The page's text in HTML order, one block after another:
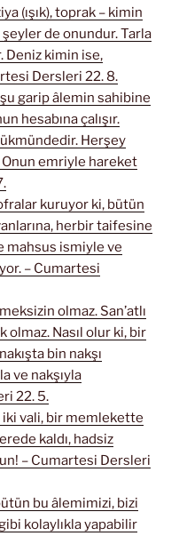
(ışık), toprak – kimin
de onundur. Tarla
Deniz kimin ise,
Dersleri 22. 8.
şu garip âlemin sahibine
hesabına çalışır.
Herşey
emriyle hareket
kuruyor ki, bütün
herbir taifesine
mahsus ismiyle ve
– Cumartesi
olmaz. San’atlı
olmaz. Nasıl olur ki, bir
bin nakşı
ve nakşıyla
22. 5.
vali, bir memlekette
kaldı, hadsiz
– Cumartesi Dersleri
bu âlemimizi, bizi
kolaylıkla yapabilir